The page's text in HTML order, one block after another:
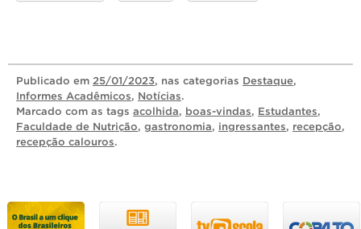
Publicado em 25/01/2023, nas categorias Destaque,
Informes Acadêmicos, Notícias.
Marcado com as tags acolhida, boas-vindas, Estudantes,
Faculdade de Nutrição, gastronomia, ingressantes, recepção,
recepção calouros.